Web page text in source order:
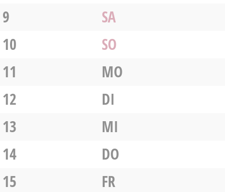
9
SA
10
SO
11
MO
12
DI
13
MI
14
DO
15
FR